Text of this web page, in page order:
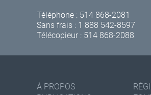
Téléphone : 514 868-2081
Sans frais : 1 888 542-8597
Télécopieur : 514 868-2088
À PROPOS